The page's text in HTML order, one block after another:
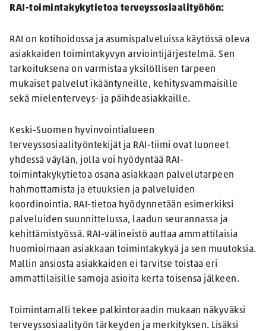
RAI-toimintakykytietoa terveyssosiaalityöhön:
RAI on kotihoidossa ja asumispalveluissa käytössä oleva
asiakkaiden toimintakyvyn arviointijärjestelmä. Sen
tarkoituksena on varmistaa yksilöllisen tarpeen
mukaiset palvelut ikääntyneille, kehitysvammaisille
sekä mielenterveys- ja päihdeasiakkaille.
Keski-Suomen hyvinvointialueen
terveyssosiaalityöntekijät ja RAI-tiimi ovat luoneet
yhdessä väylän, jolla voi hyödyntää RAI-
toimintakykytietoa osana asiakkaan palvelutarpeen
hahmottamista ja etuuksien ja palveluiden
koordinointia. RAI-tietoa hyödynnetään esimerkiksi
palveluiden suunnittelussa, laadun seurannassa ja
kehittämistyössä. RAI-välineistö auttaa ammattilaisia
huomioimaan asiakkaan toimintakykyä ja sen muutoksia.
Mallin ansiosta asiakkaiden ei tarvitse toistaa eri
ammattilaisille samoja asioita kerta toisensa jälkeen.
Toimintamalli tekee palkintoraadin mukaan näkyväksi
terveyssosiaalityön tärkeyden ja merkityksen. Lisäksi